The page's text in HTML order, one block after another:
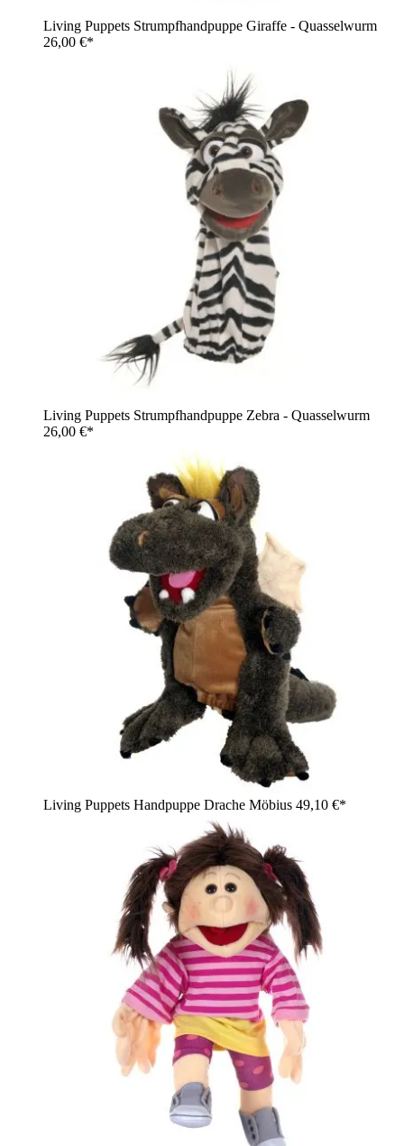
Living Puppets Strumpfhandpuppe Giraffe - Quasselwurm
26,00 €*
Living Puppets Strumpfhandpuppe Zebra - Quasselwurm
26,00 €*
Living Puppets Handpuppe Drache Möbius 49,10 €*